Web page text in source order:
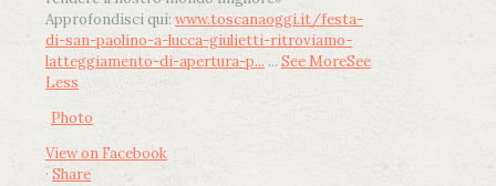
Approfondisci qui: www.toscanaoggi.it/festa-
di-san-paolino-a-lucca-giulietti-ritroviamo-
latteggiamento-di-apertura-p... ... See MoreSee
Less
Photo
View on Facebook
· Share